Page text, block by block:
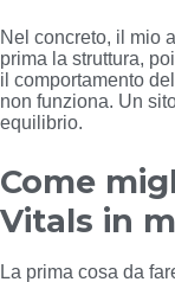
Nel concreto, il mio
prima la struttura,
il comportamento
non funziona. Un
equilibrio.
Come
Vitals in
La prima cosa da